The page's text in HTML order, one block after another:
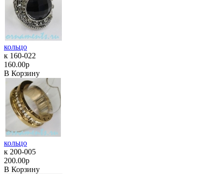
кольцо
к 160-022
160.00р
В Корзину
кольцо
к 200-005
200.00р
В Корзину